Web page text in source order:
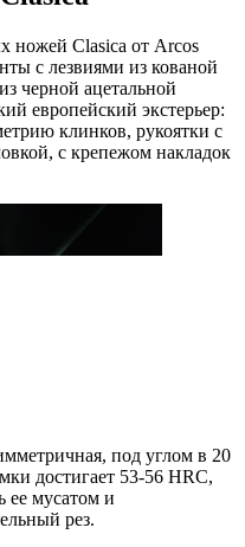
ножей Clasica от Arcos
с лезвиями из кованой
черной ацетальной
европейский экстерьер:
клинков, рукоятки с
с крепежом накладок
под углом в 20
достигает 53-56 HRC,
ее мусатом и
рез.